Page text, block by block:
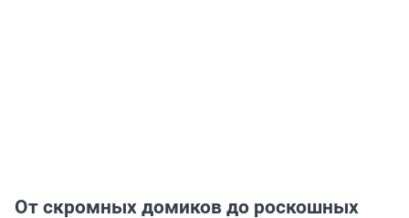
От скромных домиков до роскошных